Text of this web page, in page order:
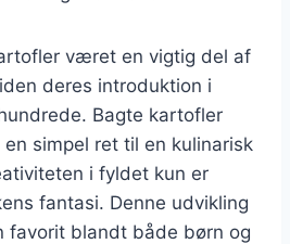
været en vigtig del af
deres introduktion i
Bagte kartofler
simpel ret til en kulinarisk
i fyldet kun er
fantasi. Denne udvikling
favorit blandt både børn og